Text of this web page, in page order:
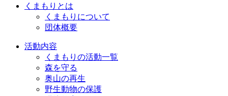
くまもりとは
くまもりについて
団体概要
活動内容
くまもりの活動一覧
森を守る
奥山の再生
野生動物の保護